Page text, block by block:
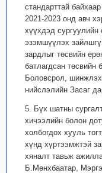
стандарттай
2021-2023 онд авч
хүүхдэд
эзэмшүүлэх
зардлыг төсвийн
батлагдсан төсвийн
Боловсрол,
нийслэлийн Засаг
5. Бүх шатны
хичээлийн болон
холбогдох хууль
хүнд хүртээмжтэй
хяналт тавьж
Б.Мөнхбаатар,